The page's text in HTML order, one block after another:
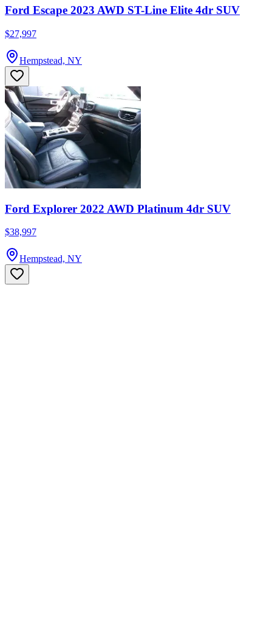
Ford Escape 2023 AWD ST-Line Elite 4dr SUV
$27,997
Hempstead, NY
Ford Explorer 2022 AWD Platinum 4dr SUV
$38,997
Hempstead, NY